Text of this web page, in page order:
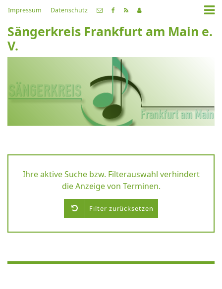
Impressum Datenschutz
Sängerkreis Frankfurt am Main e.
V.
Ihre aktive Suche bzw. Filterauswahl verhindert
die Anzeige von Terminen.
Filter zurücksetzen